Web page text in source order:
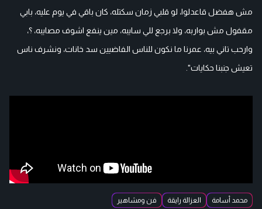
مش هفضل قاعدلوا، لو قلبي زمان سكتله، كان باقي في يوم عليه، بابي
مقفول مش بواربه، ولا برجع للي سايبه، مين ينفع اشوف مصايبه، ؟،
وارحب تاني بيه، عمرنا ما نكون للناس الفاضيين سد خانات، ونشرف ناس
تعيش جنبنا حكايات".
محمد أسامة العزالة رايقة فن ومشاهير